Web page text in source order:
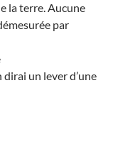
la terre. Aucune
par
un lever d’une